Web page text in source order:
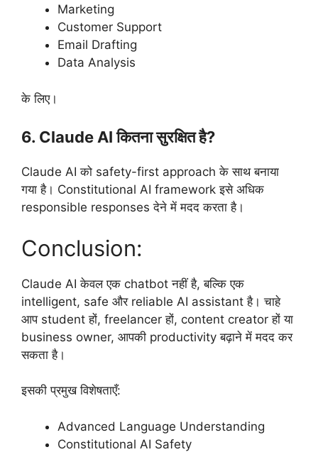
Marketing
Customer Support
Email Drafting
Data Analysis
के लिए।
6. Claude AI कितना सुरक्षित है?
Claude AI को safety-first approach के साथ बनाया
गया है। Constitutional AI framework इसे अधिक
responsible responses देने में मदद करता है।
Conclusion:
Claude AI केवल एक chatbot नहीं है, बल्कि एक
intelligent, safe और reliable AI assistant है। चाहे
आप student हों, freelancer हों, content creator हों या
business owner, आपकी productivity बढ़ाने में मदद कर
सकता है।
इसकी प्रमुख विशेषताएँ:
Advanced Language Understanding
Constitutional AI Safety